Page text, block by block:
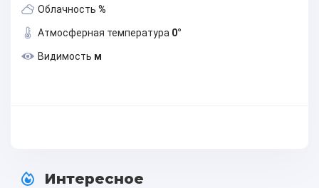
Облачность %
Атмосферная температура 0°
Видимость м
Интересное